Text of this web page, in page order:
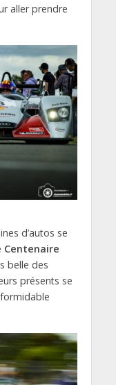
aller prendre
d’autos se
Centenaire
belle des
présents se